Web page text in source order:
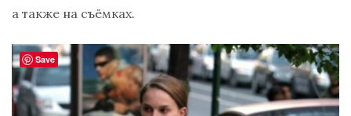
а также на съёмках.
Save